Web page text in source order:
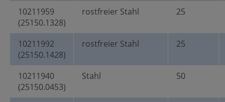
10211959
(25150.1328)
rostfreier Stahl 25
10211992
(25150.1428)
rostfreier Stahl 25
10211940
(25150.0453)
Stahl 50